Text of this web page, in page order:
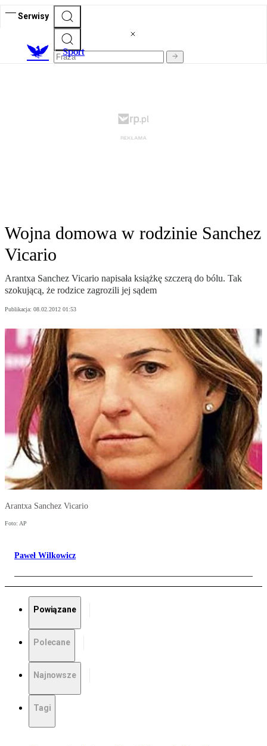
Serwisy
Sport
Wojna domowa w rodzinie Sanchez
Vicario
Arantxa Sanchez Vicario napisała książkę szczerą do bólu. Tak
szokującą, że rodzice zagrozili jej sądem
Publikacja: 08.02.2012 01:53
Arantxa Sanchez Vicario
Foto: AP
Paweł Wilkowicz
Powiązane
Polecane
Najnowsze
Tagi